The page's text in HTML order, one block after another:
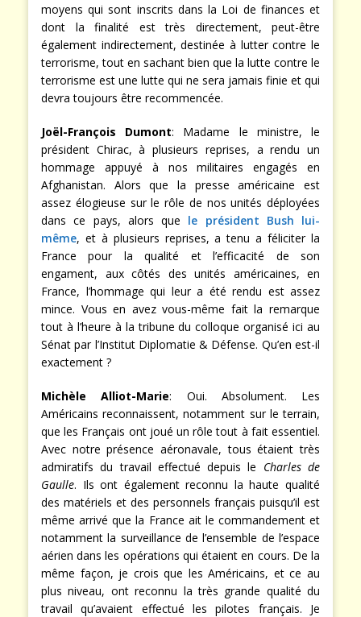
moyens qui sont inscrits dans la Loi de finances et
dont la finalité est très directement, peut-être
également indirectement, destinée à lutter contre le
terrorisme, tout en sachant bien que la lutte contre le
terrorisme est une lutte qui ne sera jamais finie et qui
devra toujours être recommencée.
Joël-François Dumont: Madame le ministre, le
président Chirac, à plusieurs reprises, a rendu un
hommage appuyé à nos militaires engagés en
Afghanistan. Alors que la presse américaine est
assez élogieuse sur le rôle de nos unités déployées
dans ce pays, alors que le président Bush lui-
même, et à plusieurs reprises, a tenu a féliciter la
France pour la qualité et l’efficacité de son
engament, aux côtés des unités américaines, en
France, l’hommage qui leur a été rendu est assez
mince. Vous en avez vous-même fait la remarque
tout à l’heure à la tribune du colloque organisé ici au
Sénat par l’Institut Diplomatie & Défense. Qu’en est-il
exactement ?
Michèle Alliot-Marie: Oui. Absolument. Les
Américains reconnaissent, notamment sur le terrain,
que les Français ont joué un rôle tout à fait essentiel.
Avec notre présence aéronavale, tous étaient très
admiratifs du travail effectué depuis le Charles de
Gaulle. Ils ont également reconnu la haute qualité
des matériels et des personnels français puisqu’il est
même arrivé que la France ait le commandement et
notamment la surveillance de l’ensemble de l’espace
aérien dans les opérations qui étaient en cours. De la
même façon, je crois que les Américains, et ce au
plus niveau, ont reconnu la très grande qualité du
travail qu’avaient effectué les pilotes français. Je